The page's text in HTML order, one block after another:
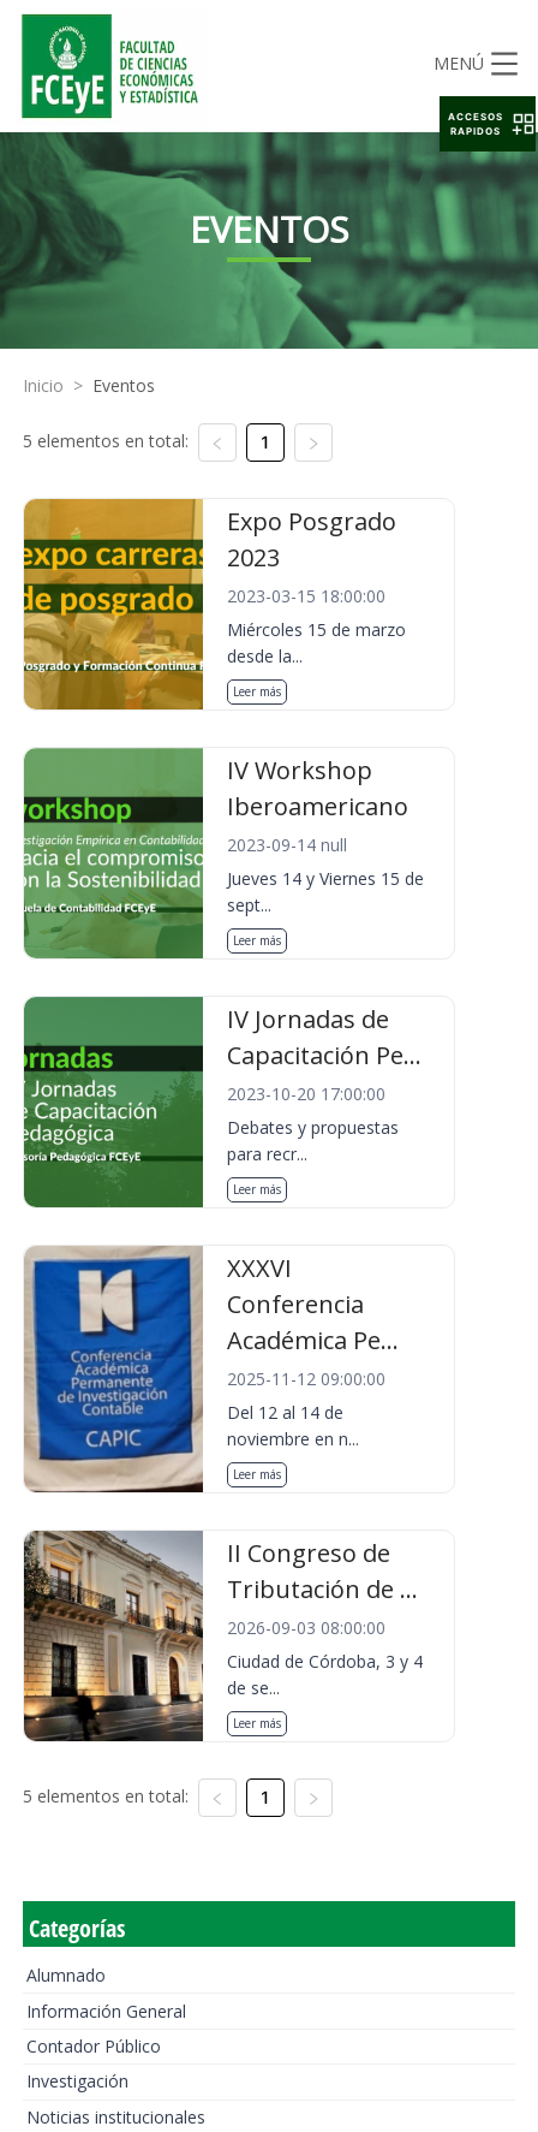
MENÚ
EVENTOS
Inicio > Eventos
5 elementos en total: 1
Expo Posgrado
2023
2023-03-15 18:00:00
Miércoles 15 de marzo
desde la...
Leer más
IV Workshop
Iberoamericano
2023-09-14 null
Jueves 14 y Viernes 15 de
sept...
Leer más
IV Jornadas de
Capacitación Pe...
2023-10-20 17:00:00
Debates y propuestas
para recr...
Leer más
XXXVI
Conferencia
Académica Pe...
2025-11-12 09:00:00
Del 12 al 14 de
noviembre en n...
Leer más
II Congreso de
Tributación de ...
2026-09-03 08:00:00
Ciudad de Córdoba, 3 y 4
de se...
Leer más
5 elementos en total: 1
Categorías
Alumnado
Información General
Contador Público
Investigación
Noticias institucionales
ACCESOS
RAPIDOS